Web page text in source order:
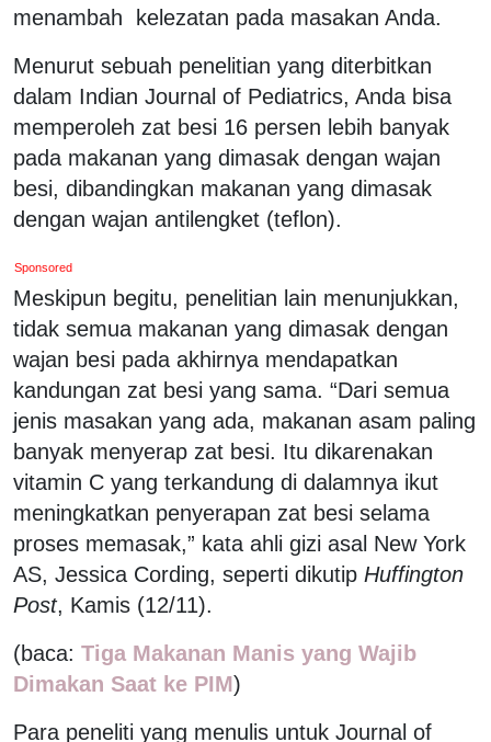
menambah kelezatan pada masakan Anda.
Menurut sebuah penelitian yang diterbitkan
dalam Indian Journal of Pediatrics, Anda bisa
memperoleh zat besi 16 persen lebih banyak
pada makanan yang dimasak dengan wajan
besi, dibandingkan makanan yang dimasak
dengan wajan antilengket (teflon).
Sponsored
Meskipun begitu, penelitian lain menunjukkan,
tidak semua makanan yang dimasak dengan
wajan besi pada akhirnya mendapatkan
kandungan zat besi yang sama. “Dari semua
jenis masakan yang ada, makanan asam paling
banyak menyerap zat besi. Itu dikarenakan
vitamin C yang terkandung di dalamnya ikut
meningkatkan penyerapan zat besi selama
proses memasak,” kata ahli gizi asal New York
AS, Jessica Cording, seperti dikutip Huffington
Post, Kamis (12/11).
(baca: Tiga Makanan Manis yang Wajib
Dimakan Saat ke PIM)
Para peneliti yang menulis untuk Journal of